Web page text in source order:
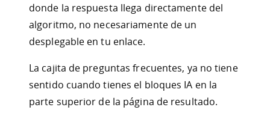
donde la respuesta llega directamente del
algoritmo, no necesariamente de un
desplegable en tu enlace.
La cajita de preguntas frecuentes, ya no tiene
sentido cuando tienes el bloques IA en la
parte superior de la página de resultado.